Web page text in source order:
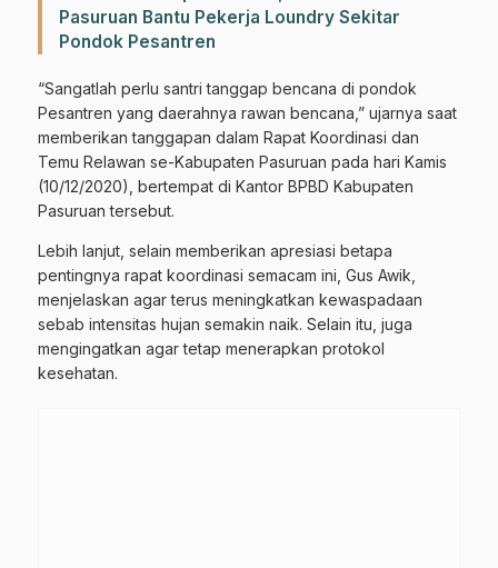
Pasuruan Bantu Pekerja Loundry Sekitar
Pondok Pesantren
“Sangatlah perlu santri tanggap bencana di pondok
Pesantren yang daerahnya rawan bencana,” ujarnya saat
memberikan tanggapan dalam Rapat Koordinasi dan
Temu Relawan se-Kabupaten Pasuruan pada hari Kamis
(10/12/2020), bertempat di Kantor BPBD Kabupaten
Pasuruan tersebut.
Lebih lanjut, selain memberikan apresiasi betapa
pentingnya rapat koordinasi semacam ini, Gus Awik,
menjelaskan agar terus meningkatkan kewaspadaan
sebab intensitas hujan semakin naik. Selain itu, juga
mengingatkan agar tetap menerapkan protokol
kesehatan.